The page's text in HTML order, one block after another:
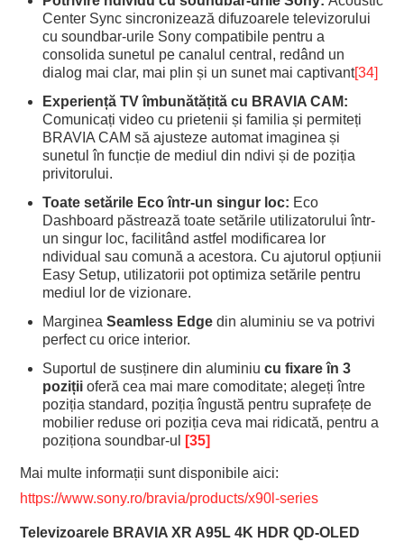
Center Sync sincronizează difuzoarele televizorului
cu soundbar-urile Sony compatibile pentru a
consolida sunetul pe canalul central, redând un
dialog mai clar, mai plin și un sunet mai captivant[34]
Experiență TV îmbunătățită cu BRAVIA CAM:
Comunicați video cu prietenii și familia și permiteți
BRAVIA CAM să ajusteze automat imaginea și
sunetul în funcție de mediul din ndivi și de poziția
privitorului.
Toate setările Eco într-un singur loc: Eco
Dashboard păstrează toate setările utilizatorului într-
un singur loc, facilitând astfel modificarea lor
ndividual sau comună a acestora. Cu ajutorul opțiunii
Easy Setup, utilizatorii pot optimiza setările pentru
mediul lor de vizionare.
Marginea Seamless Edgedin aluminiu se va potrivi
perfect cu orice interior.
Suportul de susținere din aluminiu cu fixare în 3
pozițiioferă cea mai mare comoditate; alegeți între
poziția standard, poziția îngustă pentru suprafețe de
mobilier reduse ori poziția ceva mai ridicată, pentru a
poziționa soundbar-ul
[35]
Mai multe informații sunt disponibile aici:
https://www.sony.ro/bravia/products/x90l-series
Televizoarele BRAVIA XR A95L 4K HDR QD-OLED